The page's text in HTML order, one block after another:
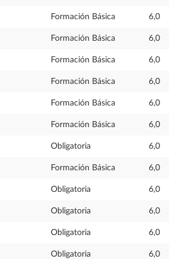
Formación Básica 6,0
Formación Básica 6,0
Formación Básica 6,0
Formación Básica 6,0
Formación Básica 6,0
Formación Básica 6,0
Obligatoria 6,0
Formación Básica 6,0
Obligatoria 6,0
Obligatoria 6,0
Obligatoria 6,0
Obligatoria 6,0